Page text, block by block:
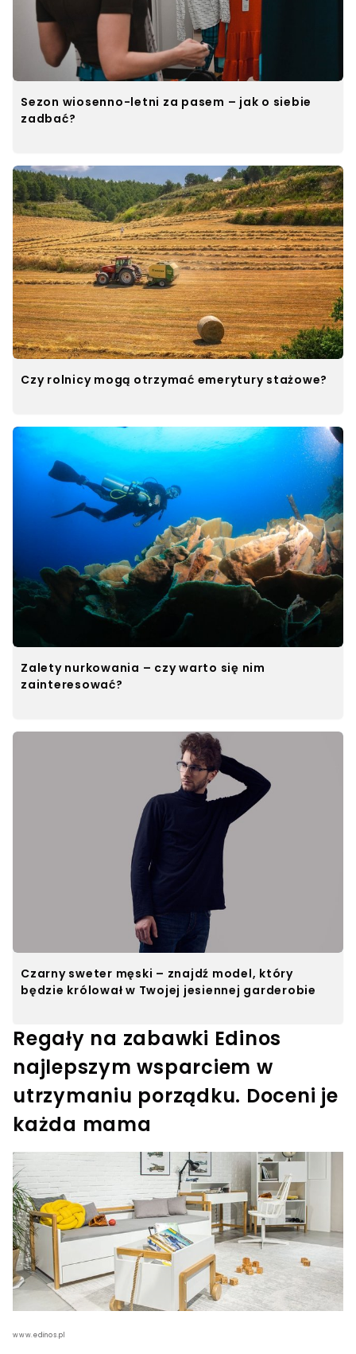
Sezon wiosenno-letni za pasem – jak o siebie
zadbać?
Czy rolnicy mogą otrzymać emerytury stażowe?
Zalety nurkowania – czy warto się nim
zainteresować?
Czarny sweter męski – znajdź model, który
będzie królował w Twojej jesiennej garderobie
Regały na zabawki Edinos
najlepszym wsparciem w
utrzymaniu porządku. Doceni je
każda mama
www.edinos.pl